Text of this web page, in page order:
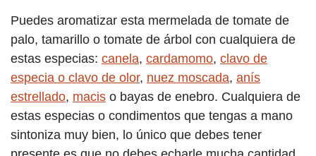
Puedes aromatizar esta mermelada de tomate de
palo, tamarillo o tomate de árbol con cualquiera de
estas especias: canela, cardamomo, clavo de
especia o clavo de olor, nuez moscada, anís
estrellado, macis o bayas de enebro. Cualquiera de
estas especias o condimentos que tengas a mano
sintoniza muy bien, lo único que debes tener